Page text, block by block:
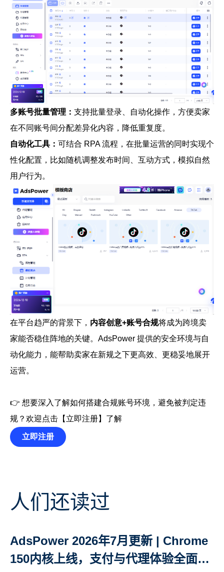
多账号批量管理 ： 支持批量登录、自动化操作，方便卖家
在不同账号间分配差异化内容，降低重复度。
自动化工具 ： 可结合 RPA 流程，在批量运营的同时实现个
性化配置，比如随机调整发布时间、互动方式，模拟自然
用户行为。
在平台趋严的背景下， 内容创意+账号合规将成为跨境卖
家能否稳住阵地的关键。AdsPower 提供的安全环境与自
动化能力，能帮助卖家在新规之下更高效、更稳妥地展开
运营。
👉 想要深入了解如何搭建合规账号环境，避免被判定违
规？欢迎点击【立即注册】了解
立即注册
人们还读过
AdsPower 2026年7月更新 | Chrome
150内核上线，支付与代理体验全面升